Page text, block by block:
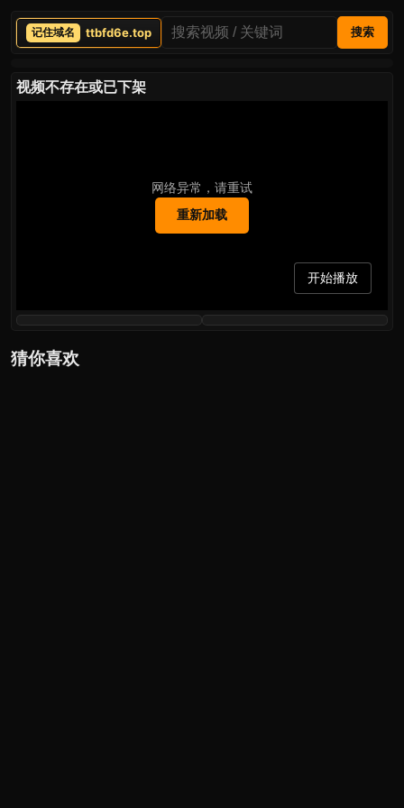
ttbfd6e.top 搜索
视频不存在或已下架
网络异常，请重试
重新加载
开始播放
猜你喜欢